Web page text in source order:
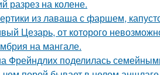
разрез на колене.
из лаваша с фаршем,
Цезарь, от которого
на мангале.
Фрейндлих поделилась